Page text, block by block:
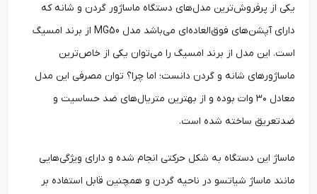
یکی از پرفروش‌ترین مدل‌های دستگاه ماساژور گردن و شانه که
دارای آپشن‌های فوق‌العاده‌ای می‌باشد مدل MG50 از برند امسیگ
است. این مدل از برند امسیگ را می‌توان یکی از خاص‌ترین
ماساژورهای شانه و گردن دانست؛ اما چرا؟ توان مصرفی این مدل
معادل ۳۰ وات بوده و از بهترین متریال‌های ضد حساسیت و
ضدتعریق ساخته شده است.
ماساژ این دستگاه به شکل حرکتی انجام شده و دارای ویژگی‌هایی
مانند ماساژ شیاتسو در ناحیه گردن و همچنین قابل استفاده بر